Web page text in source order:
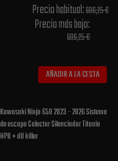
Precio habitual​:606,25 €
Precio más bajo​:
606,25 €
AÑADIR A LA CESTA
Kawasaki Ninja 650 2023 - 2026 Sistema
de escape Colector Silenciador Titanio
HP8 + dB killer